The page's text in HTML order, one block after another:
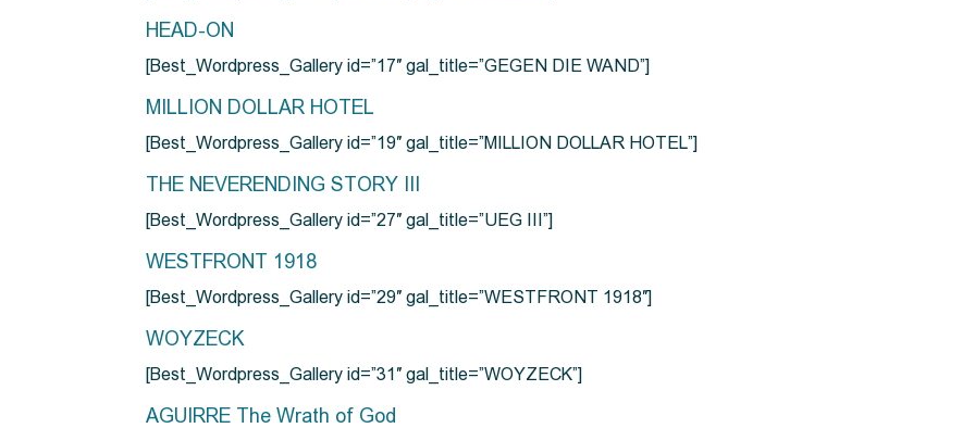
HEAD-ON
[Best_Wordpress_Gallery id=”17″ gal_title=”GEGEN DIE WAND”]
MILLION DOLLAR HOTEL
[Best_Wordpress_Gallery id=”19″ gal_title=”MILLION DOLLAR HOTEL”]
THE NEVERENDING STORY III
[Best_Wordpress_Gallery id=”27″ gal_title=”UEG III”]
WESTFRONT 1918
[Best_Wordpress_Gallery id=”29″ gal_title=”WESTFRONT 1918″]
WOYZECK
[Best_Wordpress_Gallery id=”31″ gal_title=”WOYZECK”]
AGUIRRE The Wrath of God